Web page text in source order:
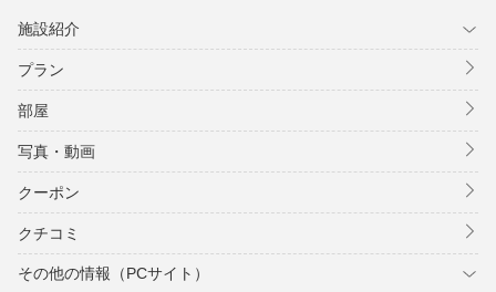
施設紹介
プラン
部屋
写真・動画
クーポン
クチコミ
その他の情報（PCサイト）